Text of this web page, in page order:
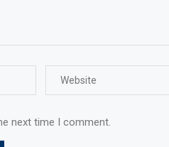
next time I comment.